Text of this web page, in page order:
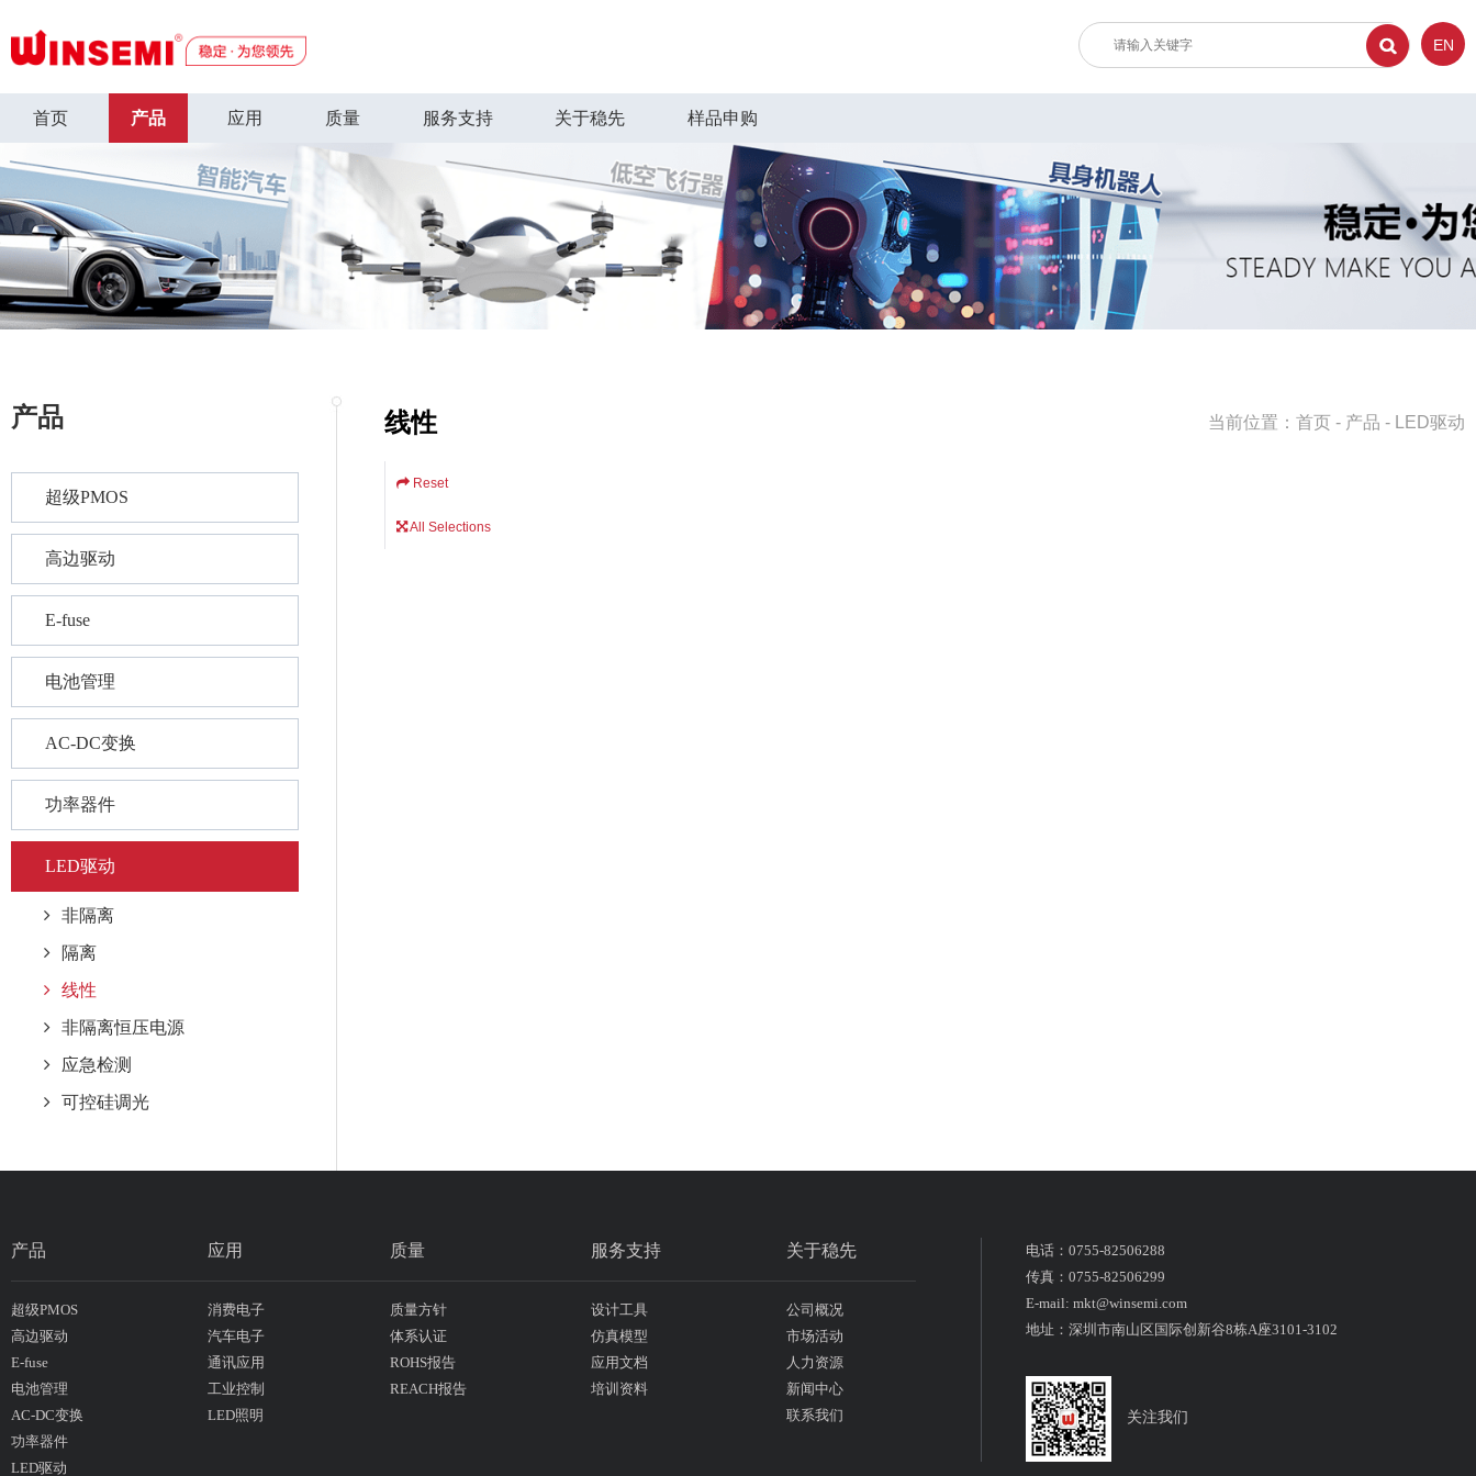
EN
首页 产品 应用 质量 服务支持 关于稳先 样品申购
产品
超级PMOS
高边驱动
E-fuse
电池管理
AC-DC变换
功率器件
LED驱动
非隔离
隔离
线性
非隔离恒压电源
应急检测
可控硅调光
线性 当前位置： 首页 - 产品 - LED驱动
Reset
All Selections
产品
超级PMOS
高边驱动
E-fuse
电池管理
AC-DC变换
功率器件
LED驱动
应用
消费电子
汽车电子
通讯应用
工业控制
LED照明
质量
质量方针
体系认证
ROHS报告
REACH报告
服务支持
设计工具
仿真模型
应用文档
培训资料
关于稳先
公司概况
市场活动
人力资源
新闻中心
联系我们
电话：0755-82506288
传真：0755-82506299
E-mail: mkt@winsemi.com
地址：深圳市南山区国际创新谷8栋A座3101-3102
关注我们